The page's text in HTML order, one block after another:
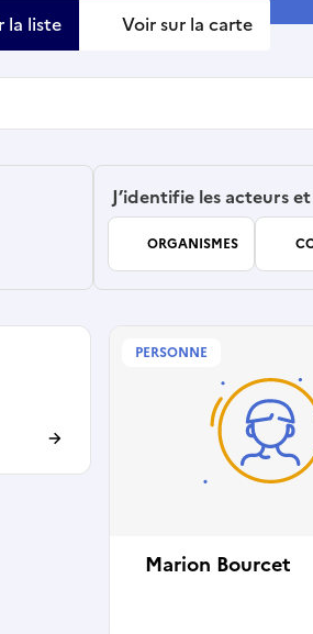
la liste Voir sur la carte
J’identifie les acteurs
ORGANISMES
Marion Bourcet
PERSONNE